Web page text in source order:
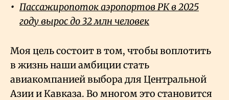
Пассажиропоток аэропортов РК в 2025
году вырос до 32 млн человек
Моя цель состоит в том, чтобы воплотить
в жизнь наши амбиции стать
авиакомпанией выбора для Центральной
Азии и Кавказа. Во многом это становится